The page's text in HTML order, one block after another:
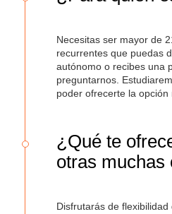
de cookies.
Utilizamos cookies propias y
similares) para mejorar tu
Las cookies te permiten
funcionalidades, compartir
(en Facebook, Instagram,
nuestra web está siendo
Política de Cookies,
que hacemos de las cookies.
Necesitas ser mayor de
recurrentes que puedas
autónomo o recibes una
preguntarnos.
poder ofrecerte la opción
¿Qué te
otras muchas
Disfrutarás de